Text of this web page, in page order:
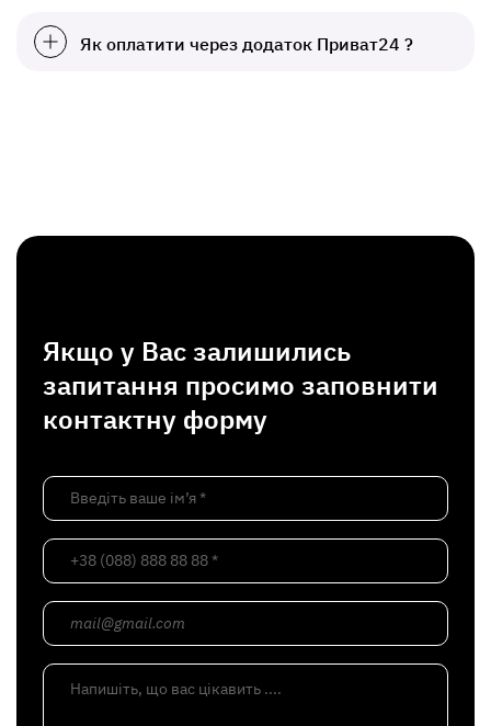
Як оплатити через додаток Приват24 ?
Якщо у Вас залишились
запитання просимо заповнити
контактну форму
Введіть ваше ім’я *
+38 (088) 888 88 88 *
mail@gmail.com
Напишіть, що вас цікавить ....